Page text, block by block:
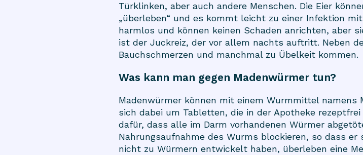
Türklinken, aber auch andere Menschen. Die Eier
„überleben“ und es kommt leicht zu einer Infektion
harmlos und können keinen Schaden anrichten, aber
ist der Juckreiz, der vor allem nachts auftritt. Neben
Bauchschmerzen und manchmal zu Übelkeit kommen.
Was kann man gegen Madenwürmer tun?
Madenwürmer können mit einem Wurmmittel namens
sich dabei um Tabletten, die in der Apotheke
dafür, dass alle im Darm vorhandenen Würmer
Nahrungsaufnahme des Wurms blockieren, so dass
nicht zu Würmern entwickelt haben, überleben eine